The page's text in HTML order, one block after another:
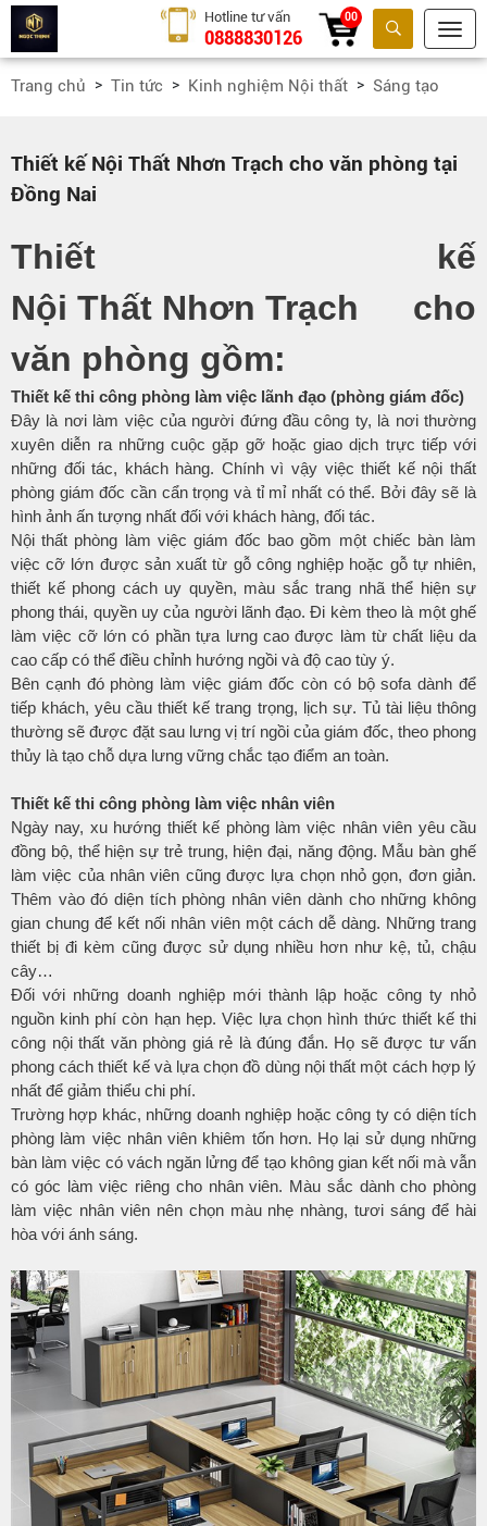
Tìm kiếm
Hotline tư vấn
0888830126
00
Trang chủ Tin tức Kinh nghiệm Nội thất Sáng tạo
Thiết kế Nội Thất Nhơn Trạch cho văn phòng tại
Đồng Nai
Thiết kế
Nội Thất Nhơn Trạch cho
văn phòng gồm:
Thiết kế thi công phòng làm việc lãnh đạo (phòng giám đốc)
Đây là nơi làm việc của người đứng đầu công ty, là nơi thường
xuyên diễn ra những cuộc gặp gỡ hoặc giao dịch trực tiếp với
những đối tác, khách hàng. Chính vì vậy việc thiết kế nội thất
phòng giám đốc cần cẩn trọng và tỉ mỉ nhất có thể. Bởi đây sẽ là
hình ảnh ấn tượng nhất đối với khách hàng, đối tác.
Nội thất phòng làm việc giám đốc bao gồm một chiếc bàn làm
việc cỡ lớn được sản xuất từ gỗ công nghiệp hoặc gỗ tự nhiên,
thiết kế phong cách uy quyền, màu sắc trang nhã thể hiện sự
phong thái, quyền uy của người lãnh đạo. Đi kèm theo là một ghế
làm việc cỡ lớn có phần tựa lưng cao được làm từ chất liệu da
cao cấp có thể điều chỉnh hướng ngồi và độ cao tùy ý.
Bên cạnh đó phòng làm việc giám đốc còn có bộ sofa dành để
tiếp khách, yêu cầu thiết kế trang trọng, lịch sự. Tủ tài liệu thông
thường sẽ được đặt sau lưng vị trí ngồi của giám đốc, theo phong
thủy là tạo chỗ dựa lưng vững chắc tạo điểm an toàn.
Thiết kế thi công phòng làm việc nhân viên
Ngày nay, xu hướng thiết kế phòng làm việc nhân viên yêu cầu
đồng bộ, thể hiện sự trẻ trung, hiện đại, năng động. Mẫu bàn ghế
làm việc của nhân viên cũng được lựa chọn nhỏ gọn, đơn giản.
Thêm vào đó diện tích phòng nhân viên dành cho những không
gian chung để kết nối nhân viên một cách dễ dàng. Những trang
thiết bị đi kèm cũng được sử dụng nhiều hơn như kệ, tủ, chậu
cây…
Đối với những doanh nghiệp mới thành lập hoặc công ty nhỏ
nguồn kinh phí còn hạn hẹp. Việc lựa chọn hình thức thiết kế thi
công nội thất văn phòng giá rẻ là đúng đắn. Họ sẽ được tư vấn
phong cách thiết kế và lựa chọn đồ dùng nội thất một cách hợp lý
nhất để giảm thiểu chi phí.
Trường hợp khác, những doanh nghiệp hoặc công ty có diện tích
phòng làm việc nhân viên khiêm tốn hơn. Họ lại sử dụng những
bàn làm việc có vách ngăn lửng để tạo không gian kết nối mà vẫn
có góc làm việc riêng cho nhân viên. Màu sắc dành cho phòng
làm việc nhân viên nên chọn màu nhẹ nhàng, tươi sáng để hài
hòa với ánh sáng.